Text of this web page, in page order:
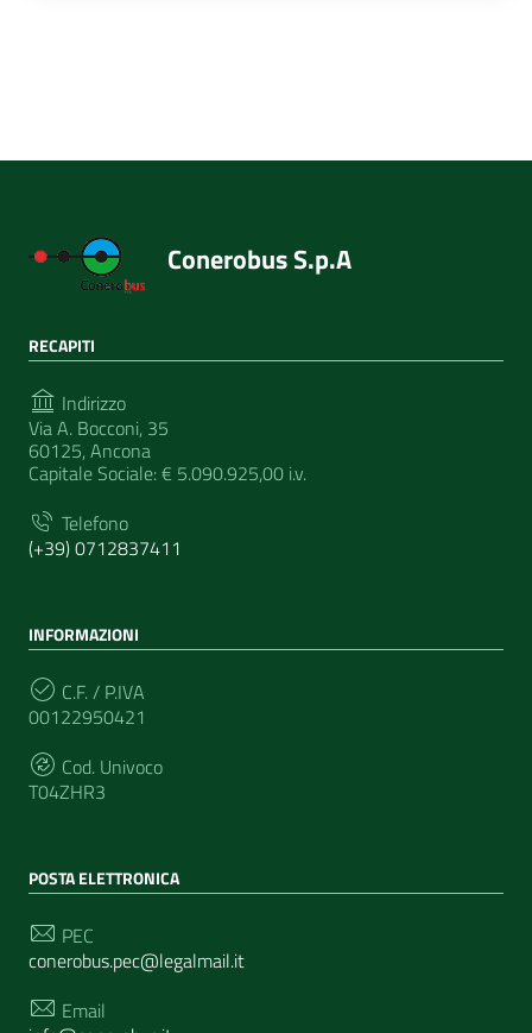
Conerobus S.p.A
RECAPITI
Indirizzo
Via A. Bocconi, 35
60125, Ancona
Capitale Sociale: € 5.090.925,00 i.v.
Telefono
(+39) 0712837411
INFORMAZIONI
C.F. / P.IVA
00122950421
Cod. Univoco
T04ZHR3
POSTA ELETTRONICA
PEC
conerobus.pec@legalmail.it
Email